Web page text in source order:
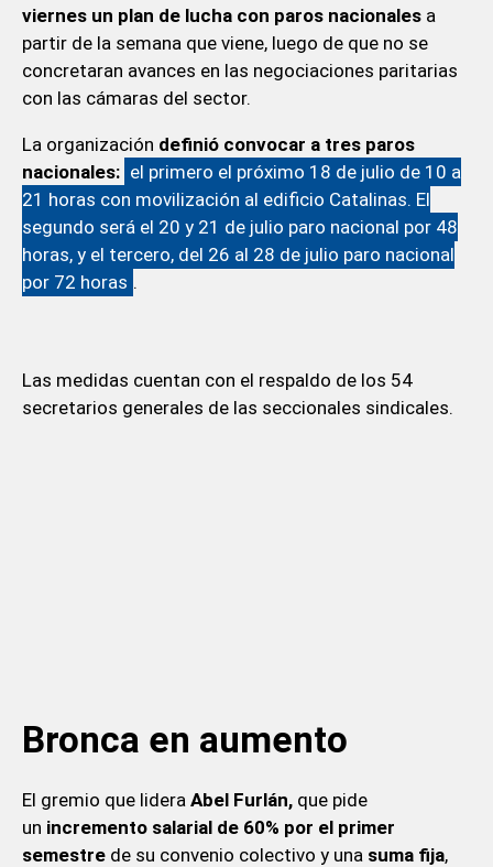
viernes un plan de lucha con paros nacionales a
partir de la semana que viene, luego de que no se
concretaran avances en las negociaciones paritarias
con las cámaras del sector.
La organización definió convocar a tres paros
nacionales: el primero el próximo 18 de julio de 10 a
21 horas con movilización al edificio Catalinas. El
segundo será el 20 y 21 de julio paro nacional por 48
horas, y el tercero, del 26 al 28 de julio paro nacional
por 72 horas .
Las medidas cuentan con el respaldo de los 54
secretarios generales de las seccionales sindicales.
Bronca en aumento
El gremio que lidera Abel Furlán,que pide
un incrementosalarial de 60% por el primer
semestre de su convenio colectivo y una suma fija,